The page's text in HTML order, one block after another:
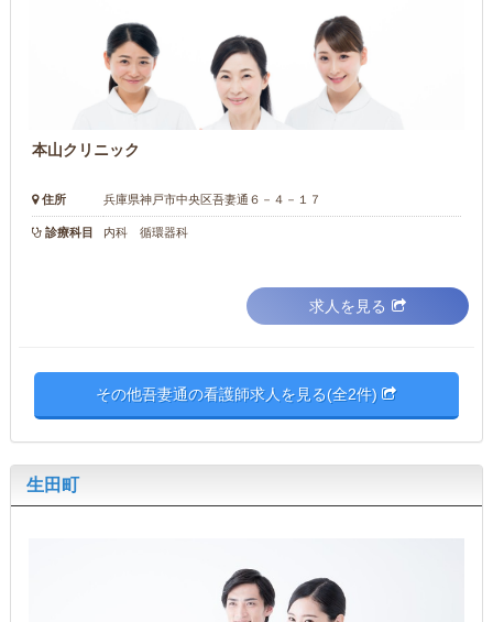
本山クリニック
住所 兵庫県神戸市中央区吾妻通６－４－１７
診療科目 内科 循環器科
求人を見る
その他吾妻通の看護師求人を見る(全2件)
生田町